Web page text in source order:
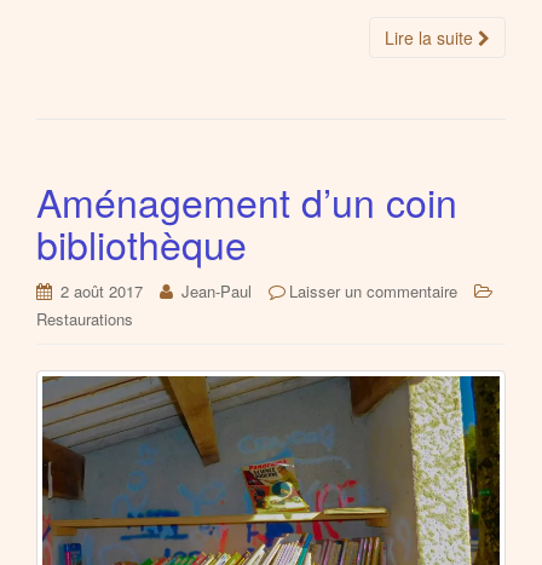
Lire la suite
Aménagement d’un coin
bibliothèque
2 août 2017 Jean-Paul
Laisser un commentaire
Restaurations